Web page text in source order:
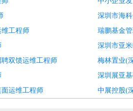
深圳市海
工程师
瑞鹏基金
深圳市亚
双馈运维工程师
梅林置业(
深圳展亚
运维工程师
中展控股(